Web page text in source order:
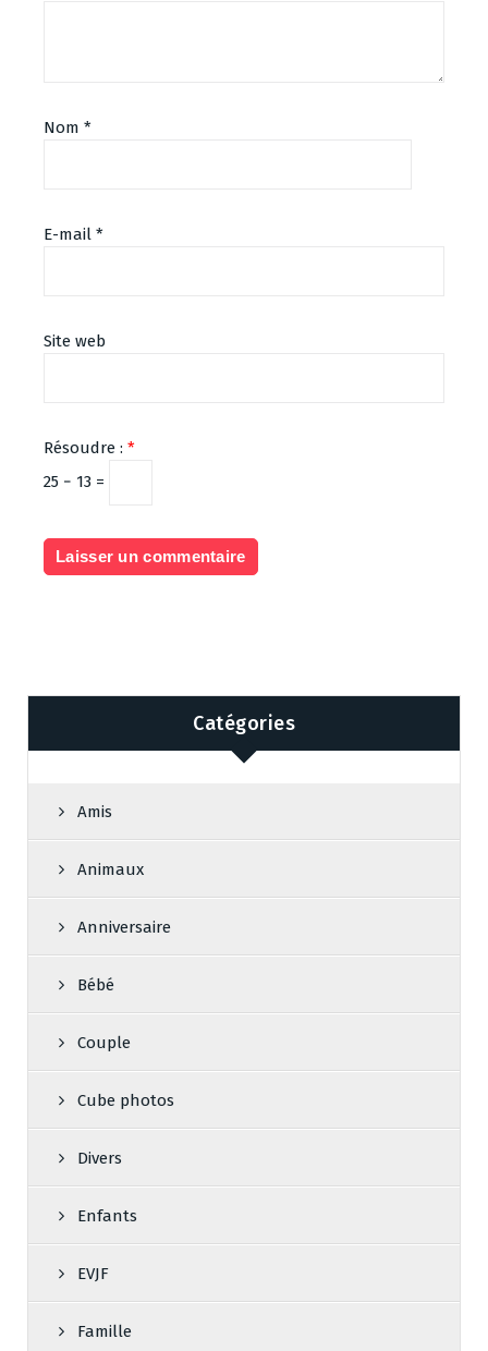
Nom *
E-mail *
Site web
Résoudre : *
25 − 13 =
Catégories
Amis
Animaux
Anniversaire
Bébé
Couple
Cube photos
Divers
Enfants
EVJF
Famille